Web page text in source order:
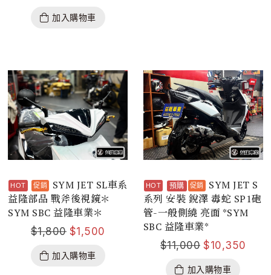
加入購物車
SYM JET SL車系
益隆部品 戰斧後視鏡＊
SYM SBC 益隆車業＊
$1,800 $1,500
加入購物車
預購
SYM JET S
系列 安裝 銳澤 毒蛇 SP1砲
管-一般側繞 亮面 *SYM
SBC 益隆車業*
$11,000 $10,350
加入購物車